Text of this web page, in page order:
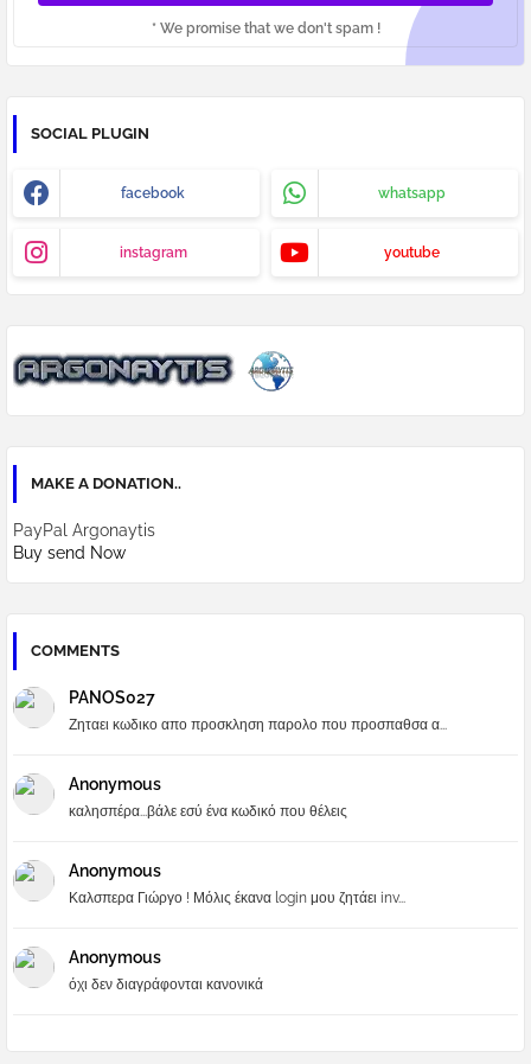
* We promise that we don't spam !
SOCIAL PLUGIN
facebook whatsapp
instagram youtube
MAKE A DONATION..
PayPal Argonaytis
Buy send Now
COMMENTS
PANOS027
Ζηταει κωδικο απο προσκληση παρολο που προσπαθσα α...
Anonymous
καλησπέρα...βάλε εσύ ένα κωδικό που θέλεις
Anonymous
Καλσπερα Γιώργο ! Μόλις έκανα login μου ζητάει inv...
Anonymous
όχι δεν διαγράφονται κανονικά